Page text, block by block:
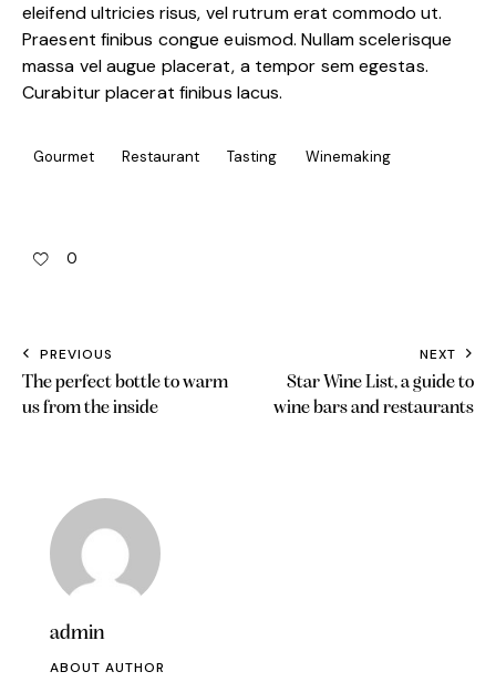
eleifend ultricies risus, vel rutrum erat commodo ut.
Praesent finibus congue euismod. Nullam scelerisque
massa vel augue placerat, a tempor sem egestas.
Curabitur placerat finibus lacus.
Gourmet Restaurant Tasting Winemaking
0
PREVIOUS
The perfect bottle to warm
us from the inside
NEXT
Star Wine List, a guide to
wine bars and restaurants
admin
ABOUT AUTHOR